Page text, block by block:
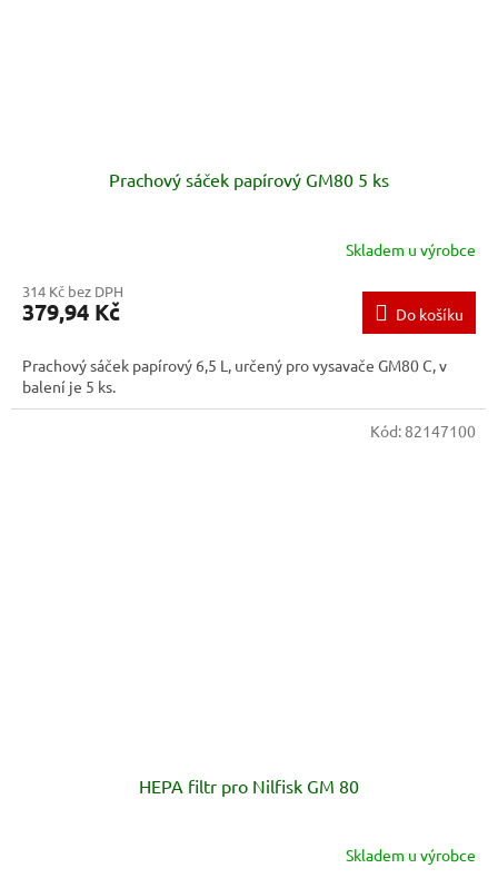
Prachový sáček papírový GM80 5 ks
Skladem u výrobce
314 Kč bez DPH
379,94 Kč Do košíku
Prachový sáček papírový 6,5 L, určený pro vysavače GM80 C, v
balení je 5 ks.
HEPA filtr pro Nilfisk GM 80
Skladem u výrobce
Kód:82147100